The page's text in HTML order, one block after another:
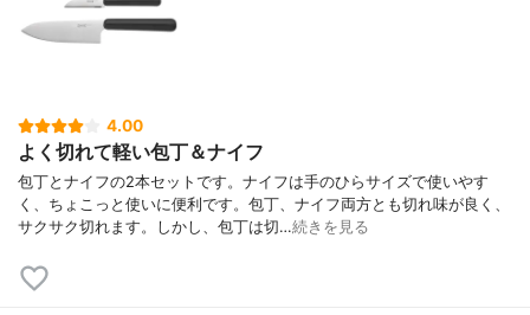
4.00
よく切れて軽い包丁＆ナイフ
包丁とナイフの2本セットです。ナイフは手のひらサイズで使いやす
く、ちょこっと使いに便利です。包丁、ナイフ両方とも切れ味が良く、
サクサク切れます。しかし、包丁は切…続きを見る